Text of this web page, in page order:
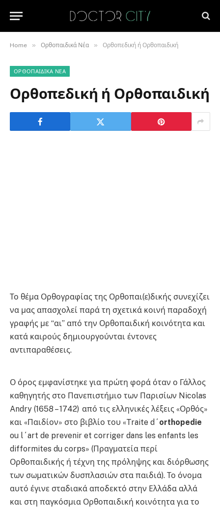
Home » Ορθοπαιδικά Νέα » Ορθοπεδική ή Ορθοπαιδική
ΟΡΘΟΠΑΙΔΙΚΆ ΝΈΑ
Ορθοπεδική ή Ορθοπαιδική
Το θέμα Ορθογραφίας της Ορθοπαι(ε)δικής συνεχίζει
να μας απασχολεί παρά τη σχετικά κοινή παραδοχή
γραφής με “αι” από την Ορθοπαιδική κοινότητα και
κατά καιρούς δημιουργούνται έντονες
αντιπαραθέσεις.
Ο όρος εμφανίστηκε για πρώτη φορά όταν ο Γάλλος
καθηγητής στο Πανεπιστήμιο των Παρισίων Nicolas
Andry (1658 – 1742) από τις ελληνικές λέξεις «Ορθός»
και «Παιδίον» στο βιβλίο του «Traite d΄ orthopedie
ou l΄art de prevenir et corriger dans les enfants les
difformites du corps» (Πραγματεία περί
Ορθοπαιδικής ή τέχνη της πρόληψης και διόρθωσης
των σωματικών δυσπλασιών στα παιδιά). Το όνομα
αυτό έγινε σταδιακά αποδεκτό στην Ελλάδα αλλά
και στη παγκόσμια Ορθοπαιδική κοινότητα για το